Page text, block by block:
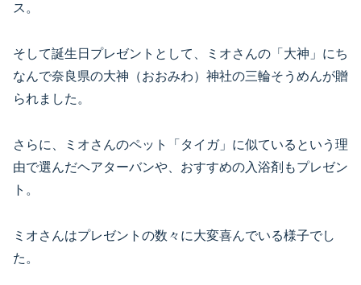
ス。
そして誕生日プレゼントとして、ミオさんの「大神」にち
なんで奈良県の大神（おおみわ）神社の三輪そうめんが贈
られました。
さらに、ミオさんのペット「タイガ」に似ているという理
由で選んだヘアターバンや、おすすめの入浴剤もプレゼン
ト。
ミオさんはプレゼントの数々に大変喜んでいる様子でし
た。